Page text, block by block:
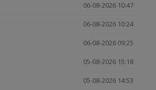
06-08-2026 10:47
06-08-2026 10:24
06-08-2026 09:25
05-08-2026 15:18
05-08-2026 14:53